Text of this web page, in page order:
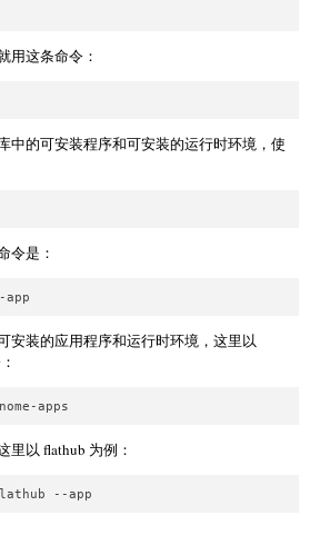
用这条命令：
中的可安装程序和可安装的运行时环境，使
令是：
安装的应用程序和运行时环境，这里以
apps
里以 flathub 为例：
--app